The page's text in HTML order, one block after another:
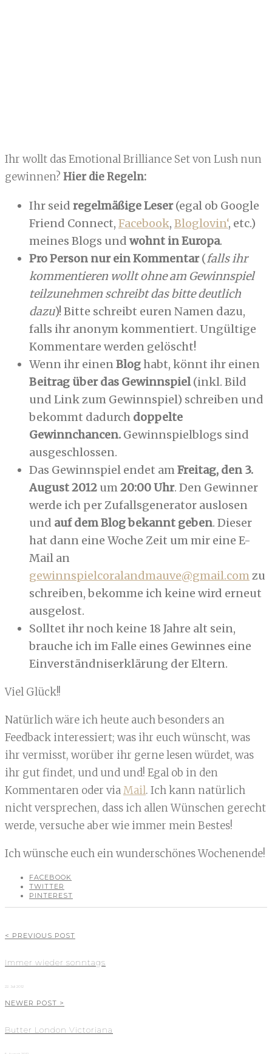
Ihr wollt das Emotional Brilliance Set von Lush nun
gewinnen? Hier die Regeln:
Ihr seid regelmäßige Leser(egal ob Google
Friend Connect, Facebook, Bloglovin‘, etc.)
meines Blogs und wohnt in Europa.
Pro Person nur ein Kommentar(falls ihr
kommentieren wollt ohne am Gewinnspiel
teilzunehmen schreibt das bitte deutlich
dazu)! Bitte schreibt euren Namen dazu,
falls ihr anonym kommentiert. Ungültige
Kommentare werden gelöscht!
Wenn ihr einenBloghabt, könnt ihr einen
Beitrag über das Gewinnspiel(inkl. Bild
und Link zum Gewinnspiel) schreiben und
bekommt dadurch doppelte
Gewinnchancen. Gewinnspielblogs sind
ausgeschlossen.
Das Gewinnspiel endet amFreitag, den 3.
August 2012 um20:00 Uhr. Den Gewinner
werde ich per Zufallsgenerator auslosen
und auf dem Blog bekannt geben. Dieser
hat dann eine Woche Zeit um mir eine E-
Mail an
gewinnspielcoralandmauve@gmail.comzu
schreiben, bekomme ich keine wird erneut
ausgelost.
Solltet ihr noch keine 18 Jahre alt sein,
brauche ich im Falle eines Gewinnes eine
Einverständniserklärung der Eltern.
Viel Glück!!
Natürlich wäre ich heute auch besonders an
Feedback interessiert; was ihr euch wünscht, was
ihr vermisst, worüber ihr gerne lesen würdet, was
ihr gut findet, und und und! Egal ob in den
Kommentaren oder viaMail. Ich kann natürlich
nicht versprechen, dass ich allen Wünschen gerecht
werde, versuche aber wie immer mein Bestes!
Ich wünsche euch ein wunderschönes Wochenende!
FACEBOOK
TWITTER
PINTEREST
< PREVIOUS POST
Immer wieder sonntags
22. Juli 2012
NEWER POST >
Butter London Victoriana